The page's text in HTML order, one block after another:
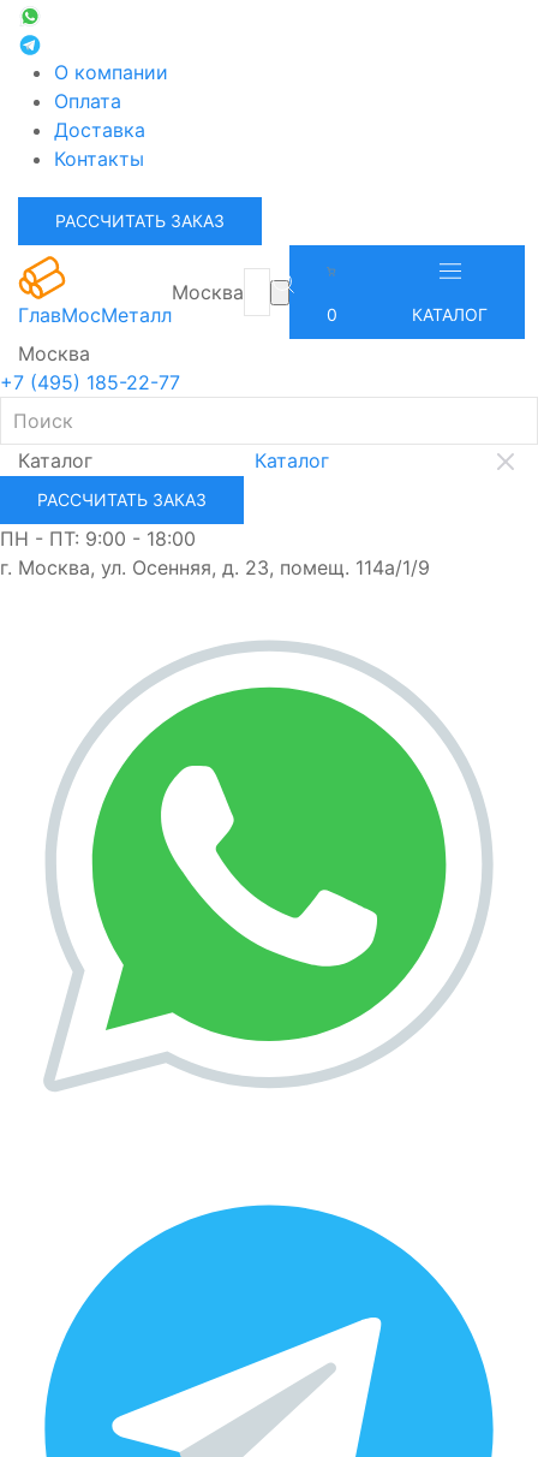
О компании
Оплата
Доставка
Контакты
РАССЧИТАТЬ ЗАКАЗ
ГлавМосМеталл
Москва
0 КАТАЛОГ
Москва
+7 (495) 185-22-77
Каталог Каталог
РАССЧИТАТЬ ЗАКАЗ
ПН - ПТ: 9:00 - 18:00
г. Москва, ул. Осенняя, д. 23, помещ. 114а/1/9